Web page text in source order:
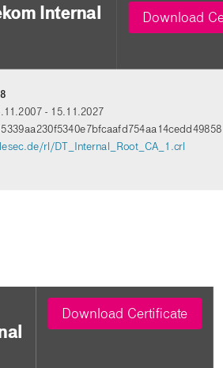
Internal Download
- 15.11.2027
rl/DT_Internal_Root_CA_1.crl
Download Certificate